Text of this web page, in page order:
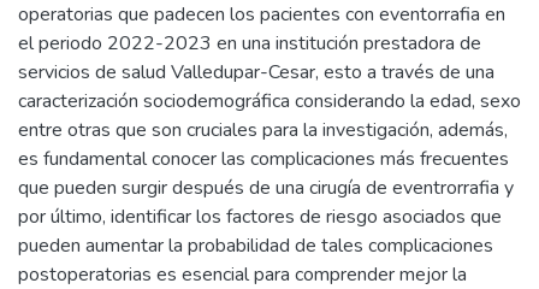
operatorias que padecen los pacientes con eventorrafia en
el periodo 2022-2023 en una institución prestadora de
servicios de salud Valledupar-Cesar, esto a través de una
caracterización sociodemográfica considerando la edad, sexo
entre otras que son cruciales para la investigación, además,
es fundamental conocer las complicaciones más frecuentes
que pueden surgir después de una cirugía de eventrorrafia y
por último, identificar los factores de riesgo asociados que
pueden aumentar la probabilidad de tales complicaciones
postoperatorias es esencial para comprender mejor la